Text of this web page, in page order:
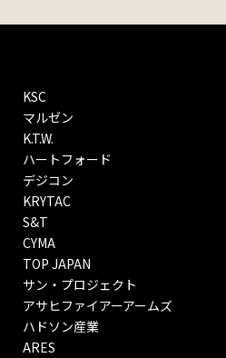
KSC
マルゼン
K.T.W.
ハートフォード
デジコン
KRYTAC
S&T
CYMA
TOP JAPAN
サン・プロジェクト
アサヒファイアーアームズ
ハドソン産業
ARES